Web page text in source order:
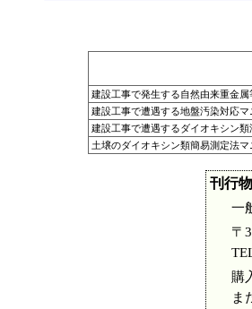
建設工事で発生する自然由来重金
建設工事で遭遇する地盤汚染対応マ
建設工事で遭遇するダイオキシン
土壌のダイオキシン類簡易測定法マ
刊行
一
〒
購
ま